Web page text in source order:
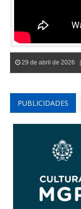
29 de abril de 2026 |
PUBLICIDADES